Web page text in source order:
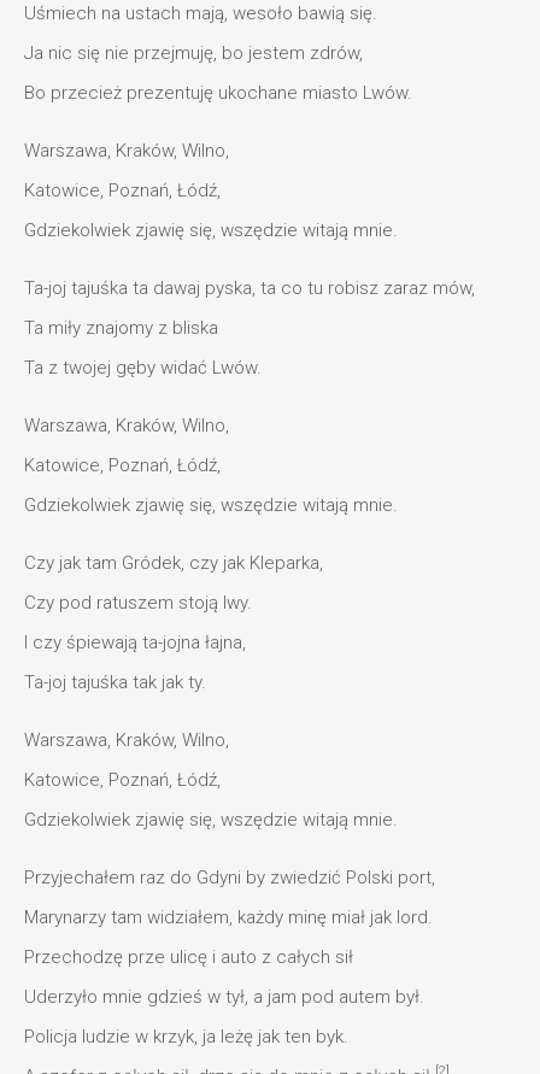
Uśmiech na ustach mają, wesoło bawią się.
Ja nic się nie przejmuję, bo jestem zdrów,
Bo przecież prezentuję ukochane miasto Lwów.
Warszawa, Kraków, Wilno,
Katowice, Poznań, Łódź,
Gdziekolwiek zjawię się, wszędzie witają mnie.
Ta-joj tajuśka ta dawaj pyska, ta co tu robisz zaraz mów,
Ta miły znajomy z bliska
Ta z twojej gęby widać Lwów.
Warszawa, Kraków, Wilno,
Katowice, Poznań, Łódź,
Gdziekolwiek zjawię się, wszędzie witają mnie.
Czy jak tam Gródek, czy jak Kleparka,
Czy pod ratuszem stoją lwy.
I czy śpiewają ta-jojna łajna,
Ta-joj tajuśka tak jak ty.
Warszawa, Kraków, Wilno,
Katowice, Poznań, Łódź,
Gdziekolwiek zjawię się, wszędzie witają mnie.
Przyjechałem raz do Gdyni by zwiedzić Polski port,
Marynarzy tam widziałem, każdy minę miał jak lord.
Przechodzę prze ulicę i auto z całych sił
Uderzyło mnie gdzieś w tył, a jam pod autem był.
Policja ludzie w krzyk, ja leżę jak ten byk.
[2]